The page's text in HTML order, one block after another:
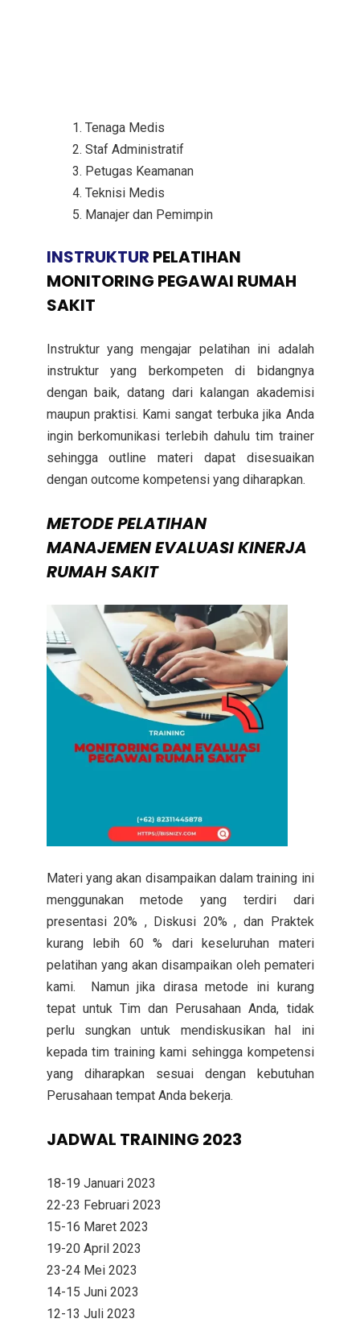
Tenaga Medis
Staf Administratif
Petugas Keamanan
Teknisi Medis
Manajer dan Pemimpin
INSTRUKTUR PELATIHAN
MONITORING PEGAWAI RUMAH
SAKIT
Instruktur yang mengajar pelatihan ini adalah
instruktur yang berkompeten di bidangnya
dengan baik, datang dari kalangan akademisi
maupun praktisi. Kami sangat terbuka jika Anda
ingin berkomunikasi terlebih dahulu tim trainer
sehingga outline materi dapat disesuaikan
dengan outcome kompetensi yang diharapkan.
METODEPELATIHAN
MANAJEMEN EVALUASI KINERJA
RUMAH SAKIT
Materi yang akan disampaikan dalam training ini
menggunakan metode yang terdiri dari
presentasi 20% , Diskusi 20% , dan Praktek
kurang lebih 60 % dari keseluruhan materi
pelatihan yang akan disampaikan oleh pemateri
kami. Namun jika dirasa metode ini kurang
tepat untuk Tim dan Perusahaan Anda, tidak
perlu sungkan untuk mendiskusikan hal ini
kepada tim training kami sehingga kompetensi
yang diharapkan sesuai dengan kebutuhan
Perusahaan tempat Anda bekerja.
JADWAL TRAINING 2023
18-19 Januari 2023
22-23 Februari 2023
15-16 Maret 2023
19-20 April 2023
23-24 Mei 2023
14-15 Juni 2023
12-13 Juli 2023